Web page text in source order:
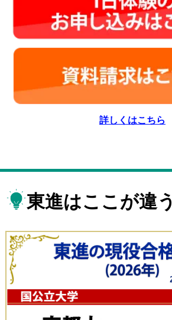
詳しくはこちら
東進はここが違う